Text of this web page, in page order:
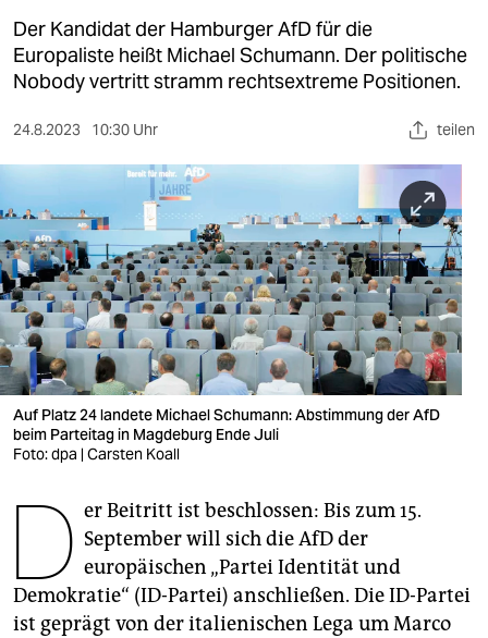
kultur
sport
nord
wahrheit
verlag
verlag
veranstaltungen
shop
fragen & hilfe
unterstützen
genossenschaft
epaper login
Der Kandidat der Hamburger AfD für die
Europaliste heißt Michael Schumann. Der politische
Nobody vertritt stramm rechtsextreme Positionen.
24.8.2023 10:30 Uhr teilen
Auf Platz 24 landete Michael Schumann: Abstimmung der AfD
beim Parteitag in Magdeburg Ende Juli
Foto: dpa | Carsten Koall
D er Beitritt ist beschlossen: Bis zum 15.
September will sich die AfD der
europäischen „Partei Identität und
Demokratie“ (ID-Partei) anschließen. Die ID-Partei
ist geprägt von der italienischen Lega um Marco